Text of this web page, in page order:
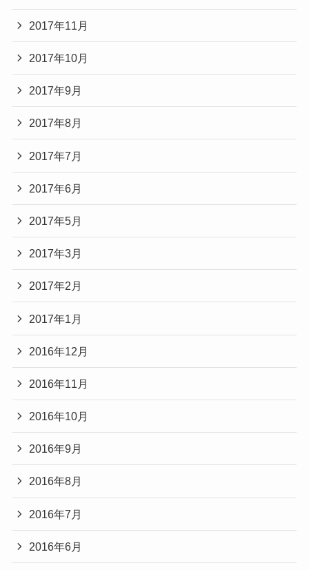
2017年11月
2017年10月
2017年9月
2017年8月
2017年7月
2017年6月
2017年5月
2017年3月
2017年2月
2017年1月
2016年12月
2016年11月
2016年10月
2016年9月
2016年8月
2016年7月
2016年6月